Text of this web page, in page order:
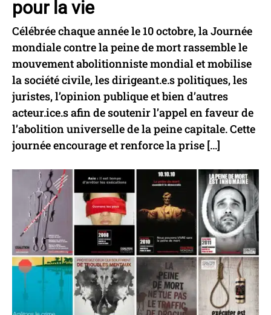
pour la vie
Célébrée chaque année le 10 octobre, la Journée
mondiale contre la peine de mort rassemble le
mouvement abolitionniste mondial et mobilise
la société civile, les dirigeant.e.s politiques, les
juristes, l’opinion publique et bien d’autres
acteur.ice.s afin de soutenir l’appel en faveur de
l’abolition universelle de la peine capitale. Cette
journée encourage et renforce la prise […]